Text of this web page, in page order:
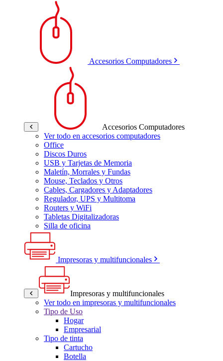
Accesorios Computadores
Accesorios Computadores
Ver todo en accesorios computadores
Office
Discos Duros
USB y Tarjetas de Memoria
Maletín, Morrales y Fundas
Mouse, Teclados y Otros
Cables, Cargadores y Adaptadores
Regulador, UPS y Multitoma
Routers y WiFi
Tabletas Digitalizadoras
Silla de oficina
Impresoras y multifuncionales
Impresoras y multifuncionales
Ver todo en impresoras y multifuncionales
Tipo de Uso
Hogar
Empresarial
Tipo de tinta
Cartucho
Botella